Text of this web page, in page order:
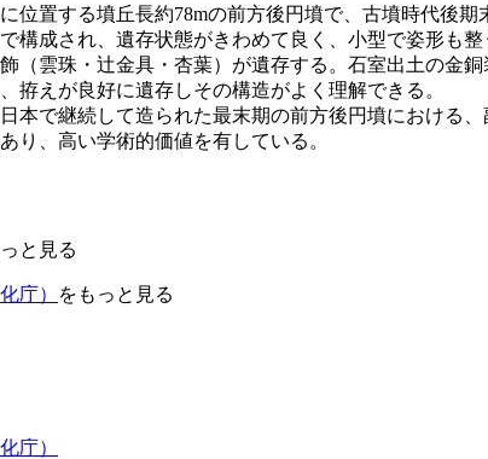
置する墳丘長約78mの前方後円墳で、古墳時代後
構成され、遺存状態がきわめて良く、小型で姿形も
（雲珠・辻金具・杏葉）が遺存する。石室出土の金
拵えが良好に遺存しその構造がよく理解できる。
本で継続して造られた最末期の前方後円墳における
り、高い学術的価値を有している。
と見る
庁） をもっと見る
庁）